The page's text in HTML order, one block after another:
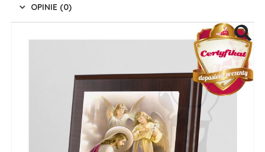
OPINIE (0)